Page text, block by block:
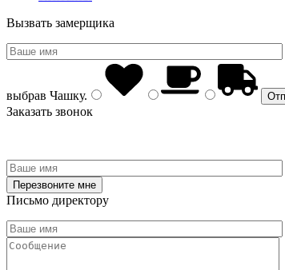
Вызвать замерщика
выбрав Чашку.
Заказать звонок
Письмо директору